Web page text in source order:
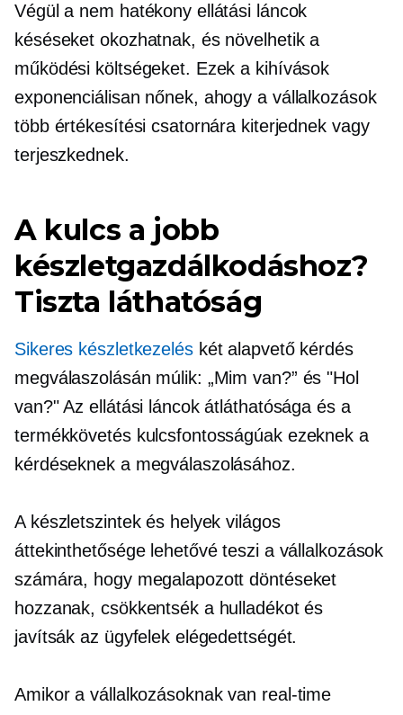
Végül a nem hatékony ellátási láncok
késéseket okozhatnak, és növelhetik a
működési költségeket. Ezek a kihívások
exponenciálisan nőnek, ahogy a vállalkozások
több értékesítési csatornára kiterjednek vagy
terjeszkednek.
A kulcs a jobb
készletgazdálkodáshoz?
Tiszta láthatóság
Sikeres készletkezeléskét alapvető kérdés
megválaszolásán múlik: „Mim van?” és "Hol
van?" Az ellátási láncok átláthatósága és a
termékkövetés kulcsfontosságúak ezeknek a
kérdéseknek a megválaszolásához.
A készletszintek és helyek világos
áttekinthetősége lehetővé teszi a vállalkozások
számára, hogy megalapozott döntéseket
hozzanak, csökkentsék a hulladékot és
javítsák az ügyfelek elégedettségét.
Amikor a vállalkozásoknak van real-time